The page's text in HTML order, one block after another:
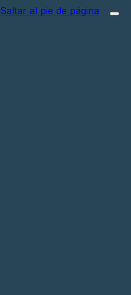
Saltar al pie de página